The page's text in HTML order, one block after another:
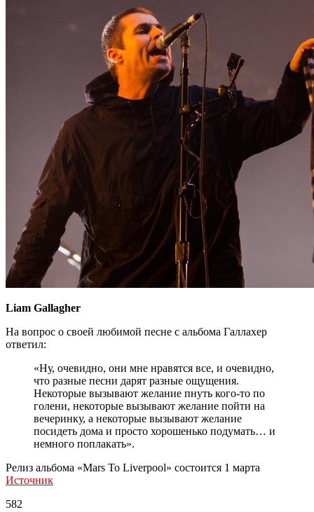
Liam Gallagher
На вопрос о своей любимой песне с альбома Галлахер
ответил:
«Ну, очевидно, они мне нравятся все, и очевидно,
что разные песни дарят разные ощущения.
Некоторые вызывают желание пнуть кого-то по
голени, некоторые вызывают желание пойти на
вечеринку, а некоторые вызывают желание
посидеть дома и просто хорошенько подумать… и
немного поплакать».
Релиз альбома «Mars To Liverpool» состоится 1 марта
Источник
582